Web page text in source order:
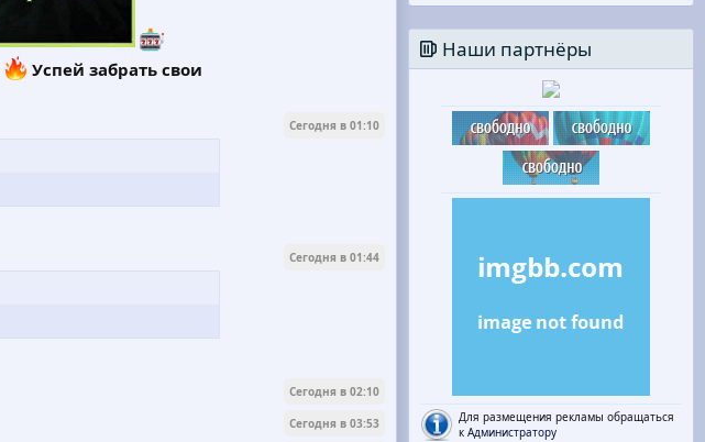
Успей забрать свои
Сегодня в 01:10
Сегодня в 01:44
Сегодня в 02:10
Сегодня в 03:53
Наши партнёры
Для размещения рекламы обращаться
к Администратору